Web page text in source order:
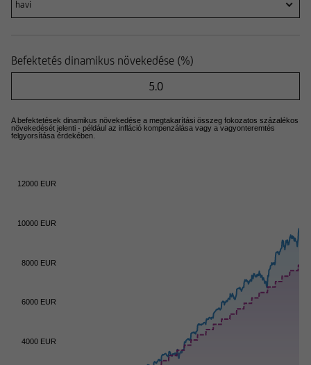
havi
Befektetés dinamikus növekedése (%)
A befektetések dinamikus növekedése a megtakarítási összeg fokozatos százalékos
növekedését jelenti - például az infláció kompenzálása vagy a vagyonteremtés
felgyorsítása érdekében.
4000 EUR
6000 EUR
8000 EUR
10000 EUR
12000 EUR